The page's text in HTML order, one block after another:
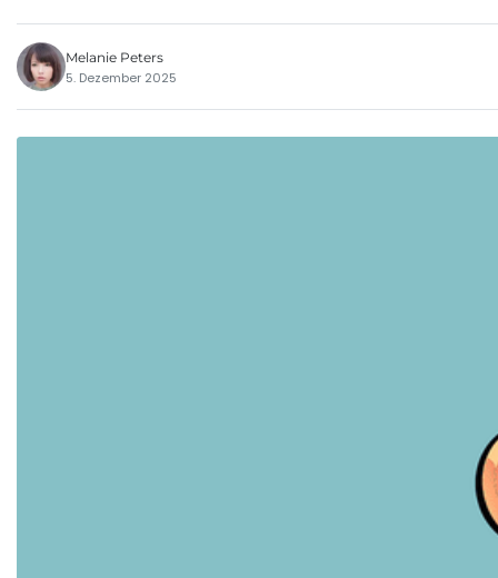
Melanie Peters
5. Dezember 2025